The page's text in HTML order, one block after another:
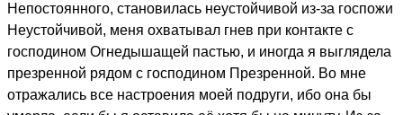
Непостоянного, становилась неустойчивой из-за госпожи
Неустойчивой, меня охватывал гнев при контакте с
господином Огнедышащей пастью, и иногда я выглядела
презренной рядом с господином Презренной. Во мне
отражались все настроения моей подруги, ибо она бы